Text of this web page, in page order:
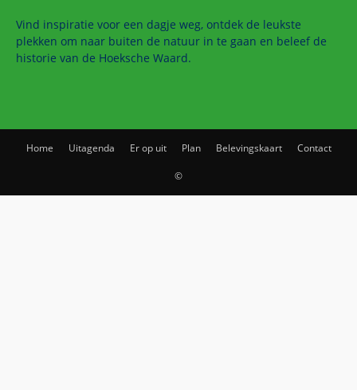
Vind inspiratie voor een dagje weg, ontdek de leukste
plekken om naar buiten de natuur in te gaan en beleef de
historie van de Hoeksche Waard.
Home Uitagenda Er op uit Plan Belevingskaart Contact
©